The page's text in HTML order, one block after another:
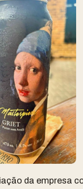
da empresa